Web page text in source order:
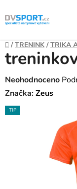
Přejít
na
Domů
/ TRENINK / TRIKA
Průměrné
hodnocení
produktu
Neohodnoceno
Značka:Zeus
TIP